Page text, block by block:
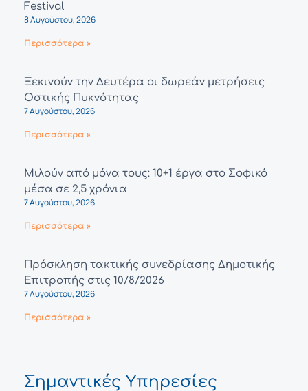
Festival
8 Αυγούστου, 2026
Περισσότερα »
Ξεκινούν την Δευτέρα οι δωρεάν μετρήσεις
Οστικής Πυκνότητας
7 Αυγούστου, 2026
Περισσότερα »
Μιλούν από μόνα τους: 10+1 έργα στο Σοφικό
μέσα σε 2,5 χρόνια
7 Αυγούστου, 2026
Περισσότερα »
Πρόσκληση τακτικής συνεδρίασης Δημοτικής
Επιτροπής στις 10/8/2026
7 Αυγούστου, 2026
Περισσότερα »
Σημαντικές Υπηρεσίες